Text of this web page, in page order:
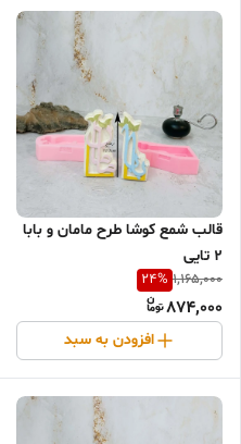
قالب شمع کوشا طرح مامان و بابا
2 تایی
1,165,000
24%
874,000
افزودن به سبد